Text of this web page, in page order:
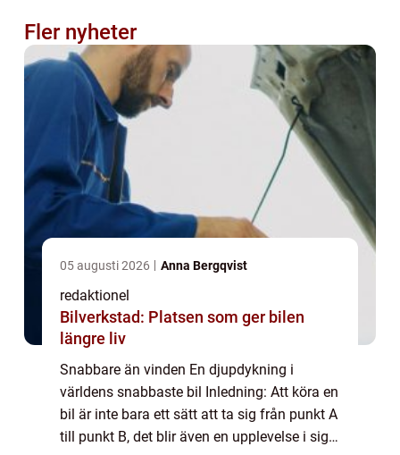
Fler nyheter
05 augusti 2026 Anna Bergqvist
redaktionel
Bilverkstad: Platsen som ger bilen
längre liv
Snabbare än vinden En djupdykning i
världens snabbaste bil Inledning: Att köra en
bil är inte bara ett sätt att ta sig från punkt A
till punkt B, det blir även en upplevelse i sig.